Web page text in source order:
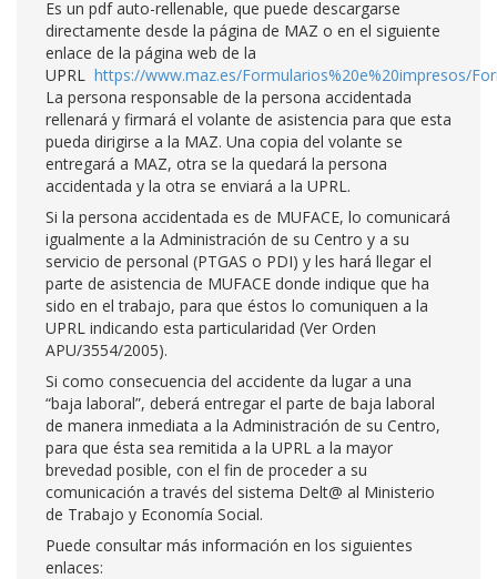
Es un pdf auto-rellenable, que puede descargarse
directamente desde la página de MAZ o en el siguiente
enlace de la página web de la
UPRL https://www.maz.es/Formularios%20e%20impresos/
La persona responsable de la persona accidentada
rellenará y firmará el volante de asistencia para que esta
pueda dirigirse a la MAZ. Una copia del volante se
entregará a MAZ, otra se la quedará la persona
accidentada y la otra se enviará a la UPRL.
Si la persona accidentada es de MUFACE, lo comunicará
igualmente a la Administración de su Centro y a su
servicio de personal (PTGAS o PDI) y les hará llegar el
parte de asistencia de MUFACE donde indique que ha
sido en el trabajo, para que éstos lo comuniquen a la
UPRL indicando esta particularidad (Ver Orden
APU/3554/2005).
Si como consecuencia del accidente da lugar a una
“baja laboral”, deberá entregar el parte de baja laboral
de manera inmediata a la Administración de su Centro,
para que ésta sea remitida a la UPRL a la mayor
brevedad posible, con el fin de proceder a su
comunicación a través del sistema Delt@ al Ministerio
de Trabajo y Economía Social.
Puede consultar más información en los siguientes
enlaces: